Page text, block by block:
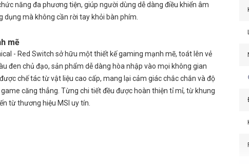
năng đa phương tiện, giúp người dùng dễ dàng điều khiển âm
mà không cần rời tay khỏi bàn phím.
mẽ
- Red Switch sở hữu một thiết kế gaming mạnh mẽ, toát lên vẻ
đen chủ đạo, sản phẩm dễ dàng hòa nhập vào mọi không gian
chế tác từ vật liệu cao cấp, mang lại cảm giác chắc chắn và độ
căng thẳng. Từng chi tiết đều được hoàn thiện tỉ mỉ, từ khung
từ thương hiệu MSI uy tín.